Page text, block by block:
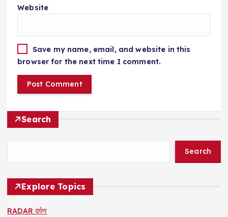
Website
Save my name, email, and website in this
browser for the next time I comment.
Search
Search
Explore Topics
RADAR दर्पण